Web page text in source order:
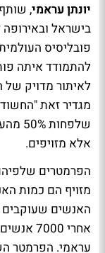
יונתן עראמי,
בישראל
פובליסיס
להתמודד איתה
לאיתור מדויק של
מגדיר זאת
אלא מזויפים.
הפרמטרים
מזויף הם כמות
אחרי
עראמי. הפרמטר